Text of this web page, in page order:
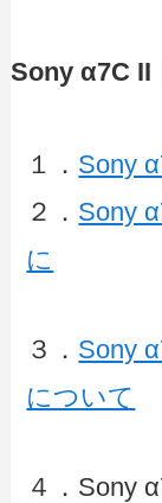
Sony α7C II
１． Sony
２． Sony
に
３． Sony
について
４．Sony